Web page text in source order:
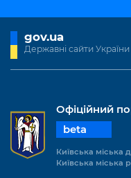
gov.ua
Державні сайти України
Офіційний
beta
Київська міська
Київська міська